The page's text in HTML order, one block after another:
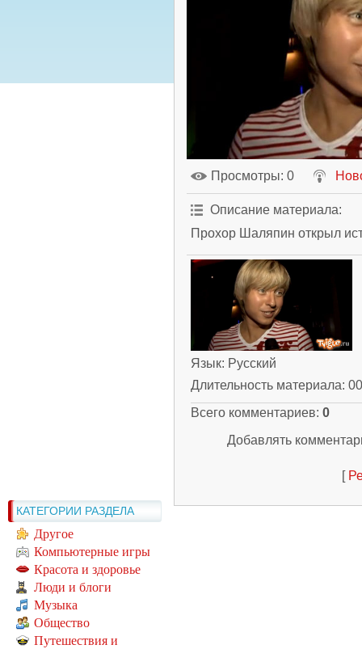
КАТЕГОРИИ РАЗДЕЛА
Другое
Компьютерные игры
Красота и здоровье
Люди и блоги
Музыка
Общество
Путешествия и
Просмотры: 0
Описание материала:
Прохор Шаляпин открыл
Язык: Русский
Длительность материала:
Всего комментариев: 0
Добавлять
[